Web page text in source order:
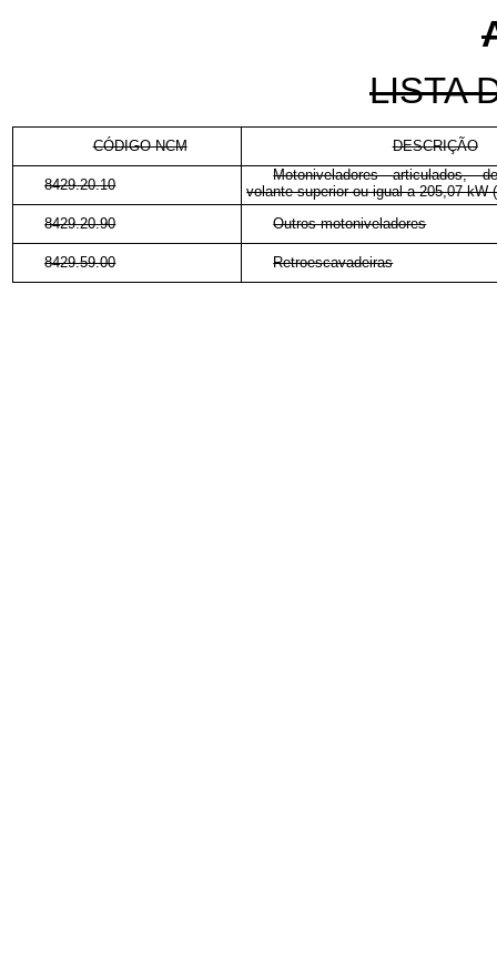
LISTA
CÓDIGO NCM DESCRIÇÃO
8429.20.10
Motoniveladores articulados,
volante superior ou igual a 205,07 kW
8429.20.90
Outros motoniveladores
8429.59.00 Retroescavadeiras